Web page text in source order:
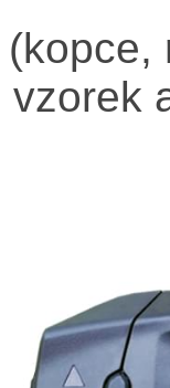
vzorek